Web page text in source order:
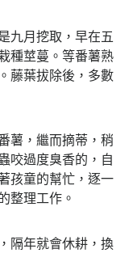
九月挖取，早在五
種莖蔓。等番薯熟
藤葉拔除後，多數
薯，繼而摘蒂，稍
咬過度臭香的，自
孩童的幫忙，逐一
整理工作。
隔年就會休耕，換